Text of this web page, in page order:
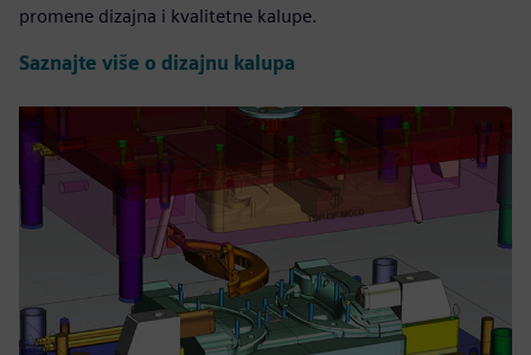
promene dizajna i kvalitetne kalupe.
Saznajte više o dizajnu kalupa